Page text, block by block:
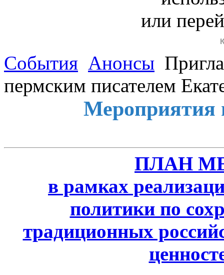
или
События Анонсы
пермским писателем
Мероприятия
ПЛАН
в рамках
политики по
традиционных